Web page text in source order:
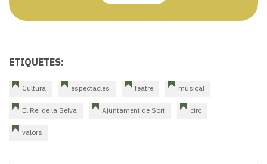
ETIQUETES:
Cultura espectacles teatre musical
El Rei de la Selva Ajuntament de Sort circ
valors